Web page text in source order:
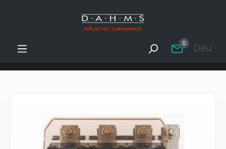
Zum Hauptinhalt springen
0
Bildergalerie überspringen